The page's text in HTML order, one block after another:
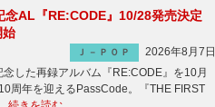
念AL『RE:CODE』10/28発売決定
始
Ｊ－ＰＯＰ
2026年8月7日
した再録アルバム『RE:CODE』を10月
年を迎えるPassCode。『THE FIRST